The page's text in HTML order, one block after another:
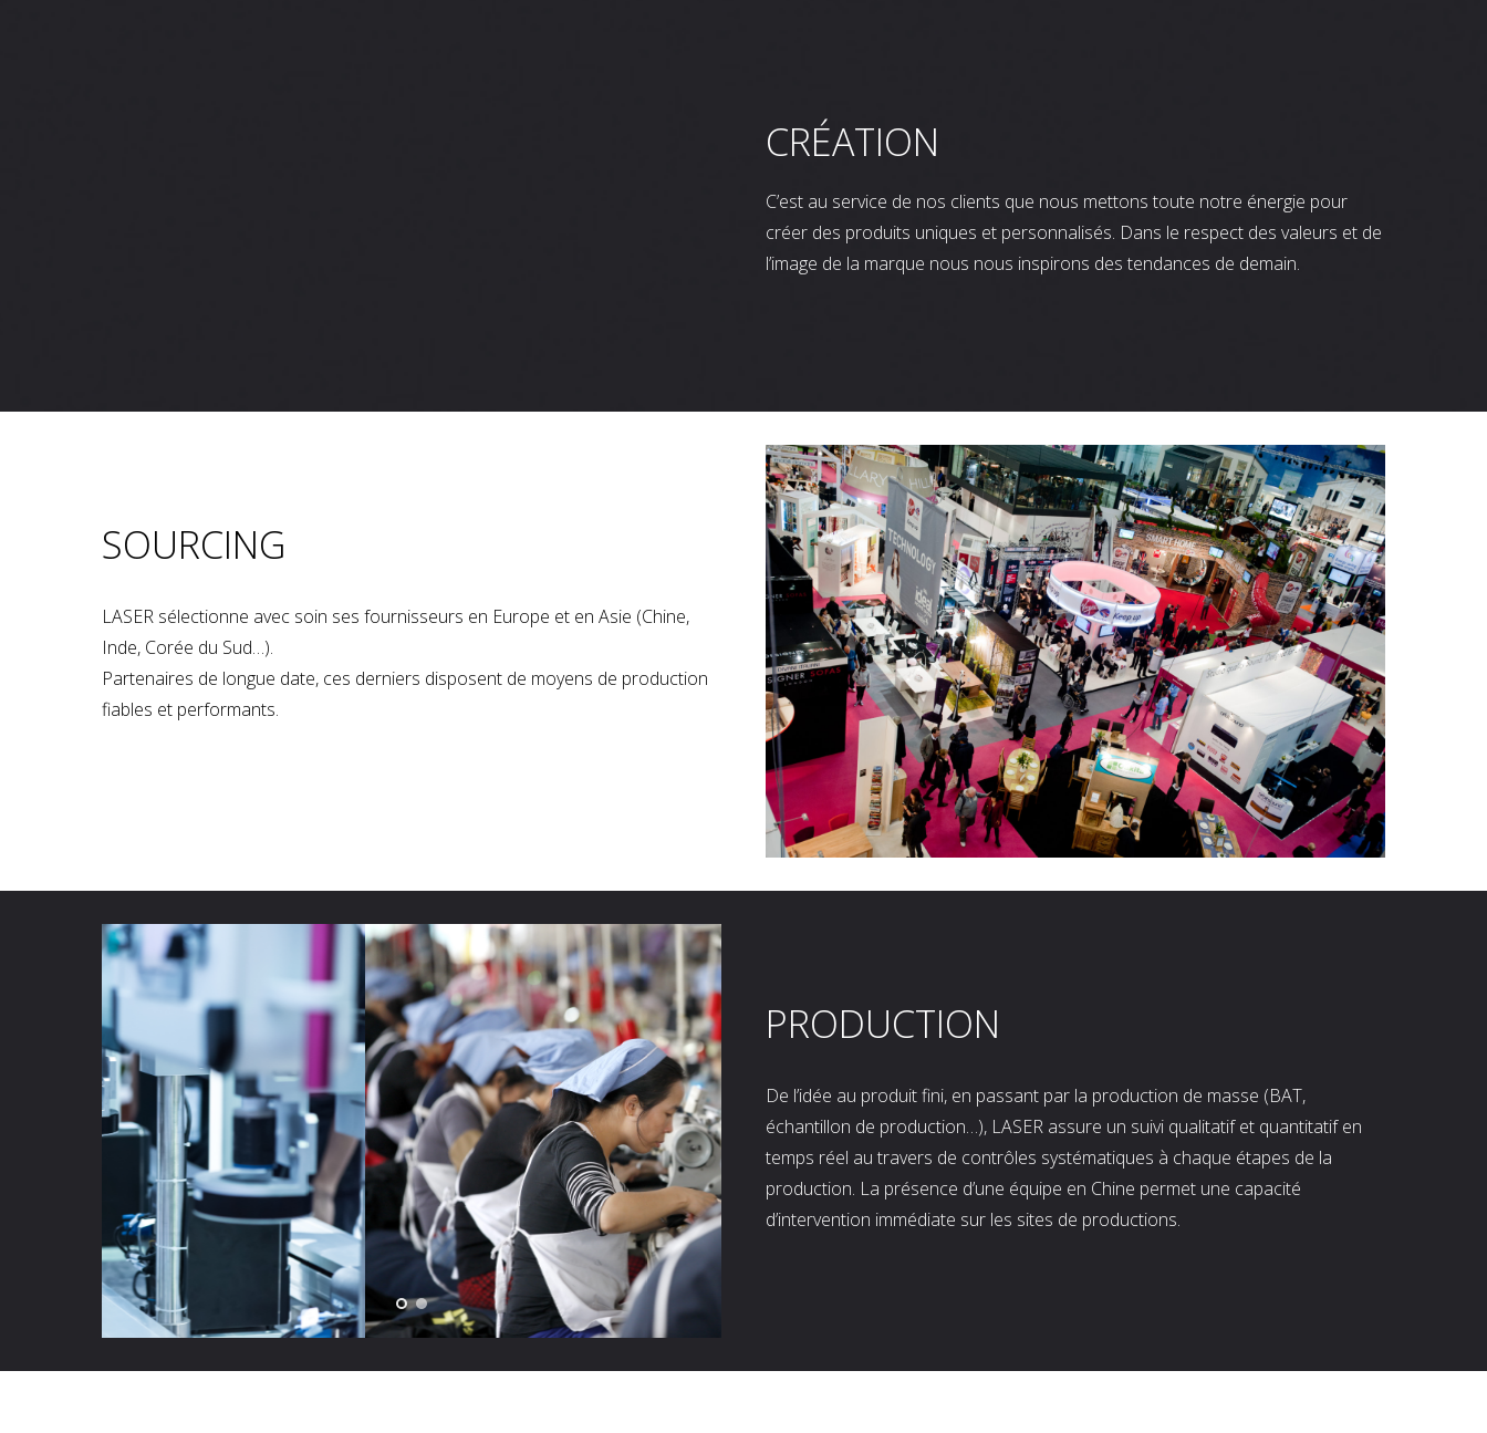
CRÉATION
C’est au service de nos clients que nous mettons toute notre énergie pour
créer des produits uniques et personnalisés. Dans le respect des valeurs et de
l’image de la marque nous nous inspirons des tendances de demain.
SOURCING
LASER sélectionne avec soin ses fournisseurs en Europe et en Asie (Chine,
Inde, Corée du Sud…).
Partenaires de longue date, ces derniers disposent de moyens de production
fiables et performants.
PRODUCTION
De l’idée au produit fini, en passant par la production de masse (BAT,
échantillon de production…), LASER assure un suivi qualitatif et quantitatif en
temps réel au travers de contrôles systématiques à chaque étapes de la
production. La présence d’une équipe en Chine permet une capacité
d’intervention immédiate sur les sites de productions.